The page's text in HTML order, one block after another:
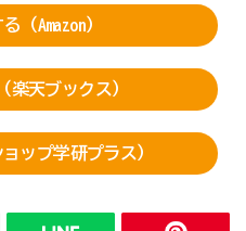
（Amazon）
楽天ブックス）
ップ学研プラス）